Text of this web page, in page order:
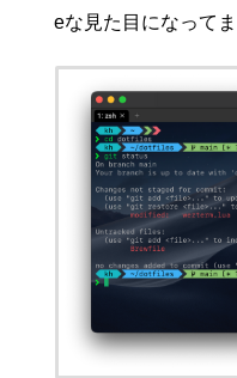
eな見た目になってま